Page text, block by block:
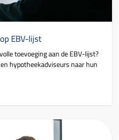
EBV-lijst
toevoeging aan de EBV-lijst?
hypotheekadviseurs naar hun